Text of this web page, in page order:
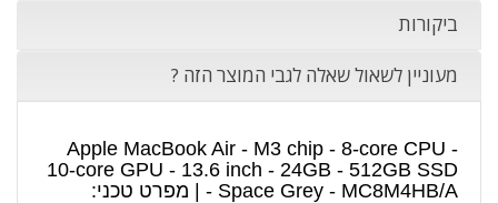
ביקורות
מעוניין לשאול שאלה לגבי המוצר הזה ?
Apple MacBook Air - M3 chip - 8-core CPU -
10-core GPU - 13.6 inch - 24GB - 512GB SSD
- Space Grey - MC8M4HB/A | מפרט טכני: